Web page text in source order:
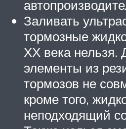
Заливать
тормозные
ХХ века нельзя.
элементы из
тормозов не
кроме того,
неподходящий